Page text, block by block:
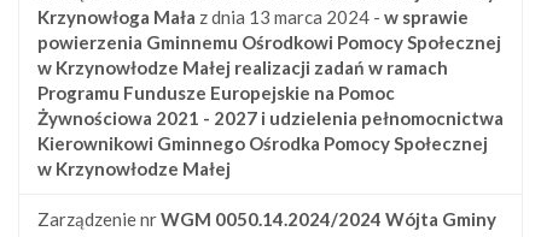
Krzynowłoga Mała z dnia 13 marca 2024 - w sprawie
powierzenia Gminnemu Ośrodkowi Pomocy Społecznej
w Krzynowłodze Małej realizacji zadań w ramach
Programu Fundusze Europejskie na Pomoc
Żywnościowa 2021 - 2027 i udzielenia pełnomocnictwa
Kierownikowi Gminnego Ośrodka Pomocy Społecznej
w Krzynowłodze Małej
Zarządzenie nrWGM 0050.14.2024/2024 Wójta Gminy